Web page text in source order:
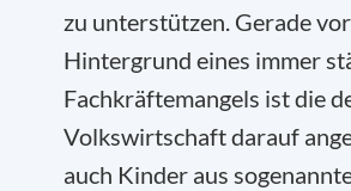
zu unterstützen. Gerade
Hintergrund eines immer
Fachkräftemangels ist die
Volkswirtschaft darauf
auch Kinder aus